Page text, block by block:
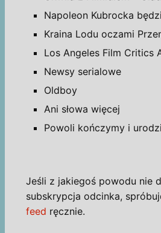
Napoleon Kubrocka
Kraina Lodu oczami
Los Angeles Film Critics
Newsy serialowe
Oldboy
Ani słowa więcej
Powoli kończymy i
Jeśli z jakiegoś powodu nie
subskrypcja odcinka,
feed ręcznie.